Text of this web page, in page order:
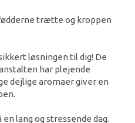
trætte og kroppen
løsningen til dig! De
har plejende
dejlige aromaer giver en
lang og stressende dag.